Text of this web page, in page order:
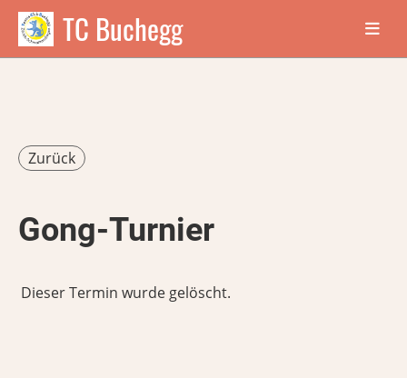
TC Buchegg
Zurück
Gong-Turnier
Dieser Termin wurde gelöscht.